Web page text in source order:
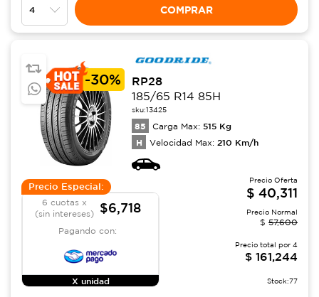
COMPRAR
-30%
RP28
185/65 R14 85H
sku:13425
85 Carga Max: 515 Kg
H Velocidad Max: 210 Km/h
Precio Especial:
6 cuotas x
(sin intereses)
$6,718
Pagando con:
X unidad
Precio Oferta
$ 40,311
Precio Normal
$ 57,600
Precio total por 4
$ 161,244
Stock:77